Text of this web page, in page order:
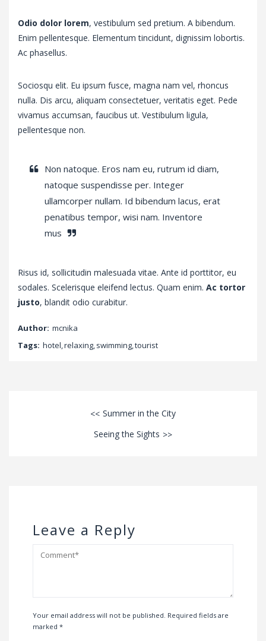
Odio dolor lorem, vestibulum sed pretium. A bibendum.
Enim pellentesque. Elementum tincidunt, dignissim lobortis.
Ac phasellus.
Sociosqu elit. Eu ipsum fusce, magna nam vel, rhoncus
nulla. Dis arcu, aliquam consectetuer, veritatis eget. Pede
vivamus accumsan, faucibus ut. Vestibulum ligula,
pellentesque non.
Non natoque. Eros nam eu, rutrum id diam,
natoque suspendisse per. Integer
ullamcorper nullam. Id bibendum lacus, erat
penatibus tempor, wisi nam. Inventore
mus
Risus id, sollicitudin malesuada vitae. Ante id porttitor, eu
sodales. Scelerisque eleifend lectus. Quam enim. Ac tortor
justo, blandit odio curabitur.
Author: mcnika
Tags: hotel,relaxing,swimming,tourist
Summer in the City
Seeing the Sights
Leave a Reply
Your email address will not be published. Required fields are
marked *